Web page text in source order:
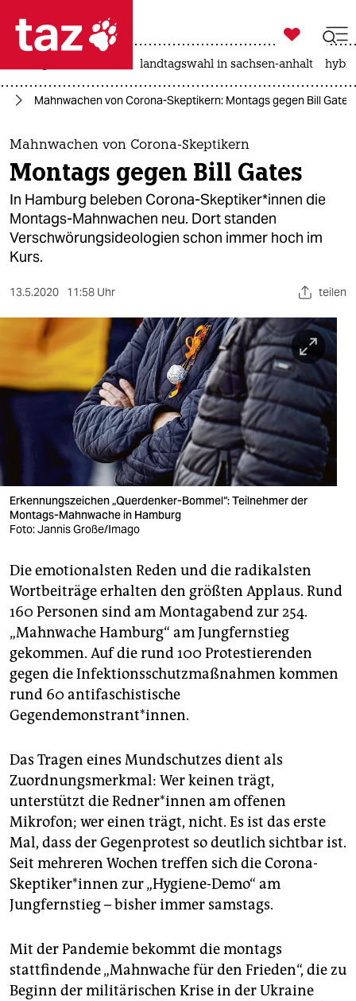
 taz zahl ich
taz zahl ich
themen
politik
öko
gesellschaft
kultur
sport
berlin
nord
wahrheit
verlag
verlag
veranstaltungen
fragen & hilfe
unterstützen
abo
genossenschaft
epaper login

taz zahl ich
landtagswahl in sachsen-anhalt
Mahnwachen von Corona-Skeptikern: Montags gegen Bill Gates
Mahnwachen von Corona-Skeptikern
Montags gegen Bill Gates
In Hamburg beleben Corona-Skeptiker*innen die
Montags-Mahnwachen neu. Dort standen
Verschwörungsideologien schon immer hoch im
Kurs.
13.5.2020 11:58 Uhr teilen
Erkennungszeichen „Querdenker-Bommel“: Teilnehmer der
Montags-Mahnwache in Hamburg
Foto: Jannis Große/Imago
Die emotionalsten Reden und die radikalsten
Wortbeiträge erhalten den größten Applaus. Rund
160 Personen sind am Montagabend zur 254.
„Mahnwache Hamburg“ am Jungfernstieg
gekommen. Auf die rund 100 Protestierenden
gegen die Infektionsschutzmaßnahmen kommen
rund 60 antifaschistische
Gegendemonstrant*innen.
Das Tragen eines Mundschutzes dient als
Zuordnungsmerkmal: Wer keinen trägt,
unterstützt die Redner*innen am offenen
Mikrofon; wer einen trägt, nicht. Es ist das erste
Mal, dass der Gegenprotest so deutlich sichtbar ist.
Seit mehreren Wochen treffen sich die Corona-
Skeptiker*innen zur „Hygiene-Demo“ am
Jungfernstieg – bisher immer samstags.
Mit der Pandemie bekommt die montags
stattfindende „Mahnwache für den Frieden“, die zu
Beginn der militärischen Krise in der Ukraine